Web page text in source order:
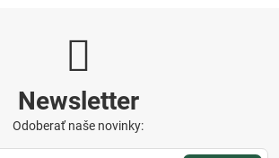
Newsletter
Odoberať naše novinky: